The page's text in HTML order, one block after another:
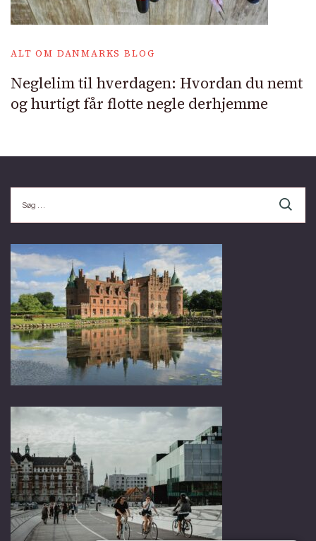
ALT OM DANMARKS BLOG
Neglelim til hverdagen: Hvordan du nemt
og hurtigt får flotte negle derhjemme
efter: